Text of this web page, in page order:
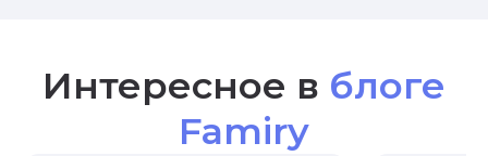
Интересное в блоге
Famiry